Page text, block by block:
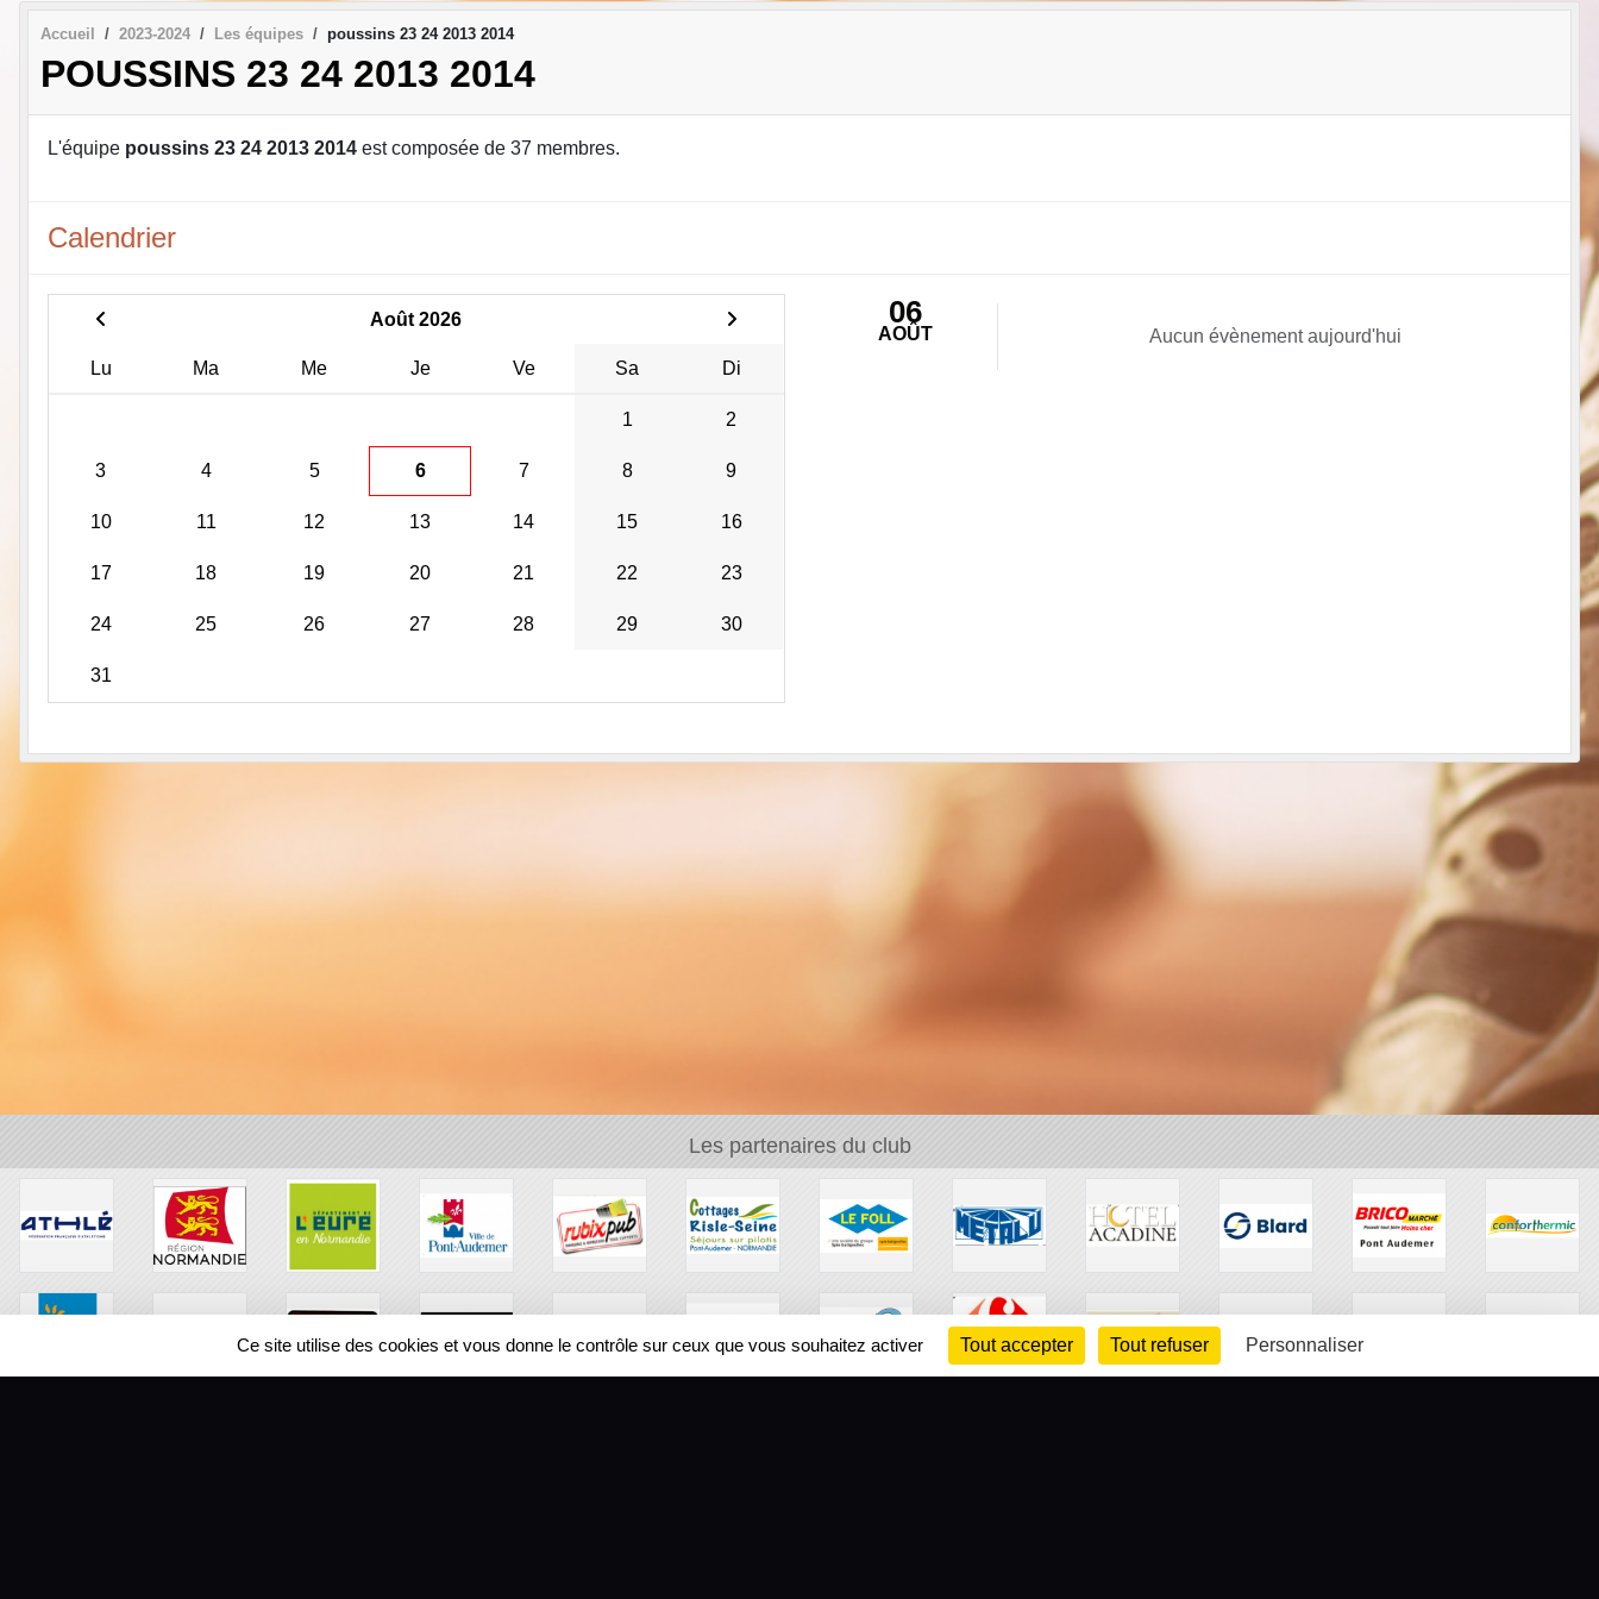
Accueil 2023-2024 Les équipes poussins 23 24 2013 2014
POUSSINS 23 24 2013 2014
L'équipe poussins 23 24 2013 2014 est composée de 37 membres.
Calendrier
Août 2026
Lu Ma Me Je Ve Sa Di
1 2
3 4 5 6 7 8 9
10 11 12 13 14 15 16
17 18 19 20 21 22 23
24 25 26 27 28 29 30
31
06
AOÛT Aucun évènement aujourd'hui
Les partenaires du club
Ce site utilise des cookies et vous donne le contrôle sur ceux que vous souhaitez activer Tout accepter Tout refuser Personnaliser